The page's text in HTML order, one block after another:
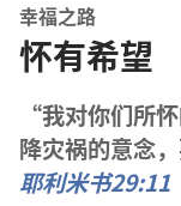
幸福之路
怀有希望
“我对你们所怀
降灾祸的意念，
耶利米书29:11